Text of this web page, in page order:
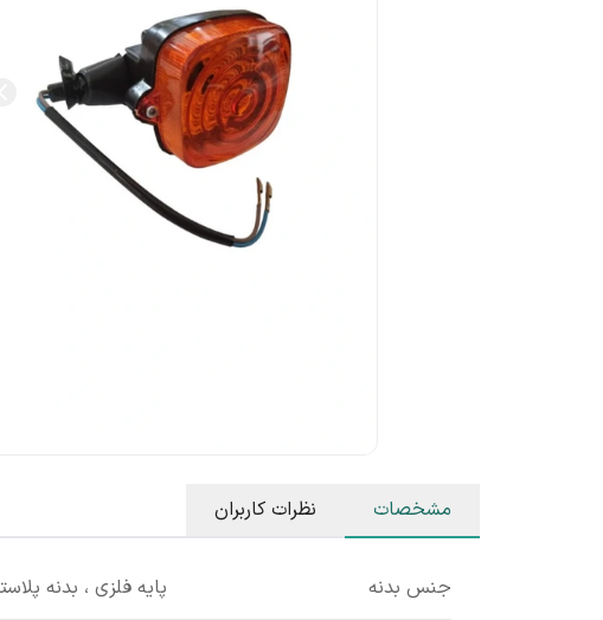
مشخصات نظرات کاربران
جنس بدنه پایه فلزی ، بدنه